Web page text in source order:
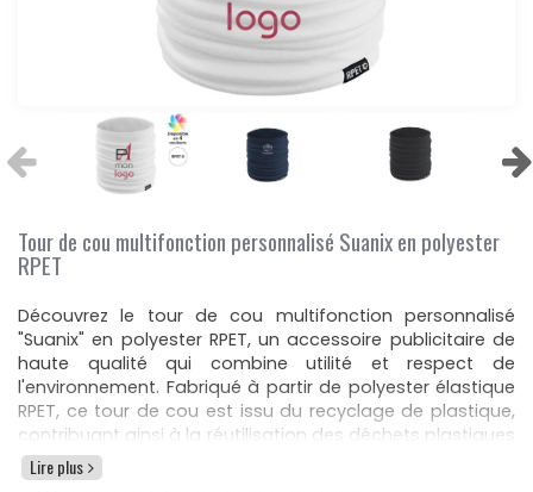
Tour de cou multifonction personnalisé Suanix en polyester
RPET
Découvrez le tour de cou multifonction personnalisé
"Suanix" en polyester RPET, un accessoire publicitaire de
haute qualité qui combine utilité et respect de
l'environnement. Fabriqué à partir de polyester élastique
RPET, ce tour de cou est issu du recyclage de plastique,
contribuant ainsi à la réutilisation des déchets plastiques
et à la protection de notre planète.
Lire plus